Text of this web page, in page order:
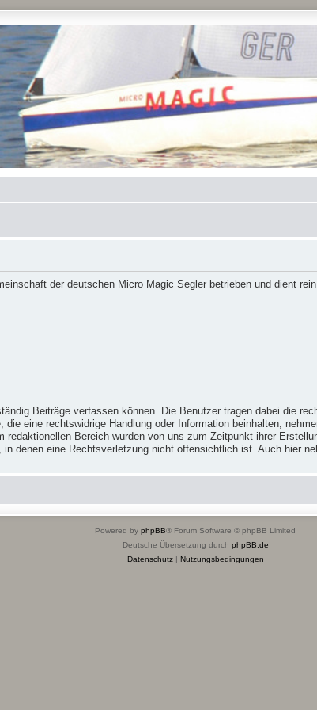
der deutschen Micro Magic Segler betrieben und dient
Beiträge verfassen können. Die Benutzer tragen dabei die
eine rechtswidrige Handlung oder Information beinhalten,
Bereich wurden von uns zum Zeitpunkt ihrer
denen eine Rechtsverletzung nicht offensichtlich ist. Auch hier
Powered by phpBB® Forum Software © phpBB Limited
Deutsche Übersetzung durch phpBB.de
Datenschutz| Nutzungsbedingungen